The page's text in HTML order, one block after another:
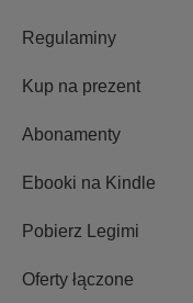
Regulaminy
Kup na prezent
Abonamenty
Ebooki na Kindle
Pobierz Legimi
Oferty łączone